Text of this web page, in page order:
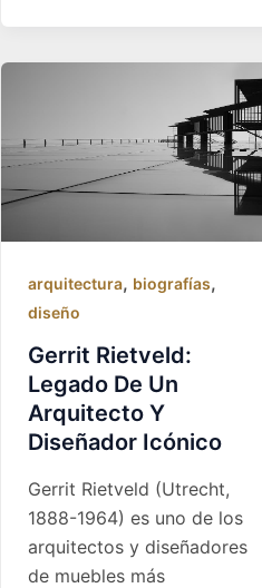
arquitectura, biografías,
diseño
Gerrit Rietveld:
Legado De Un
Arquitecto Y
Diseñador Icónico
Gerrit Rietveld (Utrecht,
1888-1964) es uno de los
arquitectos y diseñadores
de muebles más